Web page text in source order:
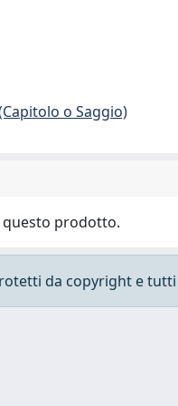
o Saggio)
questo prodotto.
da copyright e